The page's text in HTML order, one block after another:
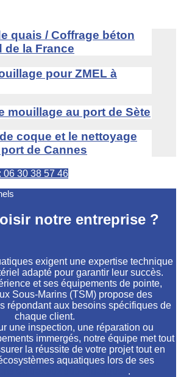
quais / Coffrage béton
de la France
pour ZMEL à
mouillage au port de Sète
coque et le nettoyage
de Cannes
06 30 38 57 46
notre entreprise ?
exigent une expertise technique
adapté pour garantir leur succès.
et ses équipements de pointe,
Sous-Marins (TSM) propose des
répondant aux besoins spécifiques de
chaque client.
une inspection, une réparation ou
immergés, notre équipe met tout
la réussite de votre projet tout en
aquatiques lors de ses
.